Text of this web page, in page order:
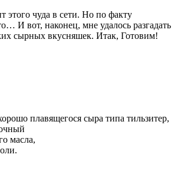
этого чуда в сети. Но по факту
И вот, наконец, мне удалось разгадать
сырных вкусняшек. Итак, Готовим!
плавящегося сыра типа тильзитер,
масла,